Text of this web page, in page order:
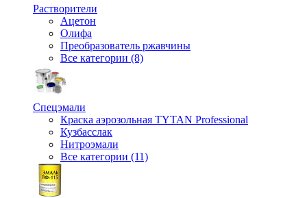
Растворители
Ацетон
Олифа
Преобразователь ржавчины
Все категории (8)
Спецэмали
Краска аэрозольная TYTAN Professional
Кузбасслак
Нитроэмали
Все категории (11)